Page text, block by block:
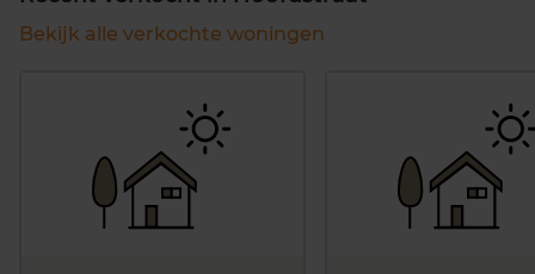
Bekijk alle verkochte woningen